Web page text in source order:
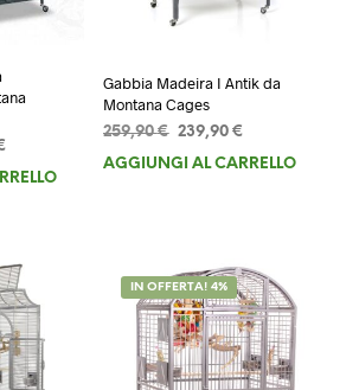
prezzo
Gabbia Madeira I Antik da
Montana Cages
259,90€ Il
prezzo
239,90 €Il
prezzo
AGGIUNGI AL CARRELLO
IN OFFERTA! 4%